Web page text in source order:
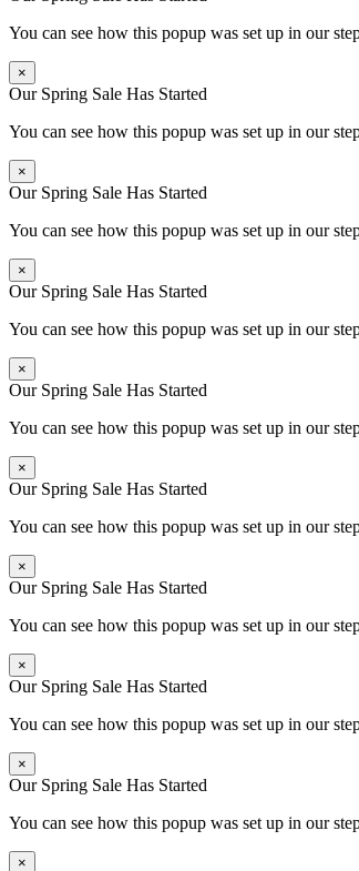
You can see how this popup was set up in our
×
Our Spring Sale Has Started
You can see how this popup was set up in our
×
Our Spring Sale Has Started
You can see how this popup was set up in our
×
Our Spring Sale Has Started
You can see how this popup was set up in our
×
Our Spring Sale Has Started
You can see how this popup was set up in our
×
Our Spring Sale Has Started
You can see how this popup was set up in our
×
Our Spring Sale Has Started
You can see how this popup was set up in our
×
Our Spring Sale Has Started
You can see how this popup was set up in our
×
Our Spring Sale Has Started
You can see how this popup was set up in our
×